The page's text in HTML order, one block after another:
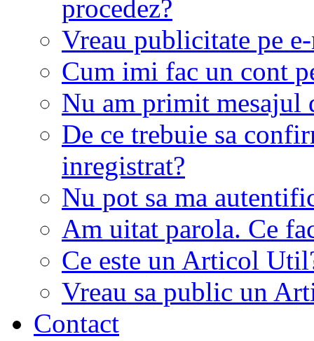
procedez?
Vreau publicitate pe
Cum imi fac un cont
Nu am primit mesajul
De ce trebuie sa
inregistrat?
Nu pot sa ma
Am uitat parola. Ce
Ce este un Articol
Vreau sa public un
Contact